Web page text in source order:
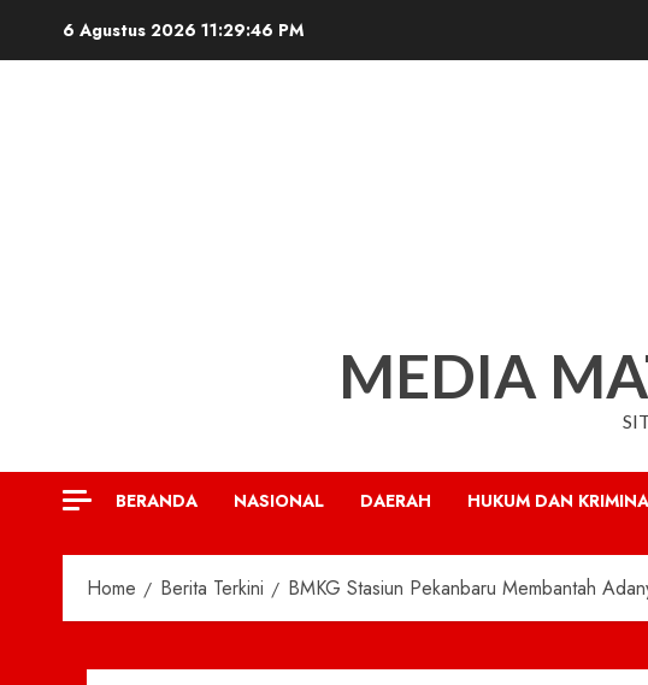
6 Agustus 2026 11:29:48 PM
MEDIA
BERANDA NASIONAL DAERAH HUKUM DAN
Home Berita Terkini BMKG Stasiun Pekanbaru Membantah